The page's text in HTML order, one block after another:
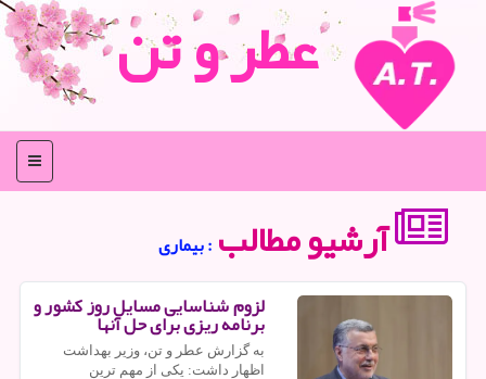
عطر و تن
منو
آرشیو مطالب : بیماری
لزوم شناسایی مسایل روز کشور و
برنامه ریزی برای حل آنها
به گزارش عطر و تن، وزیر بهداشت
اظهار داشت: یکی از مهم ترین